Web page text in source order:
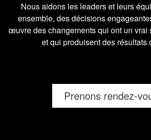
Nous aidons les leaders et leurs
ensemble, des décisions
œuvre des changements qui ont un vrai
et qui produisent des résultats
Prenons rendez-